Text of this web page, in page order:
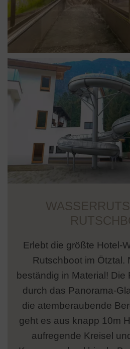
Erlebt die größte Hotel-
Rutschboot im Ötztal.
beständig in Material! Die
durch das Panorama-
die atemberaubende
geht es aus knapp 10m
aufregende Kreisel